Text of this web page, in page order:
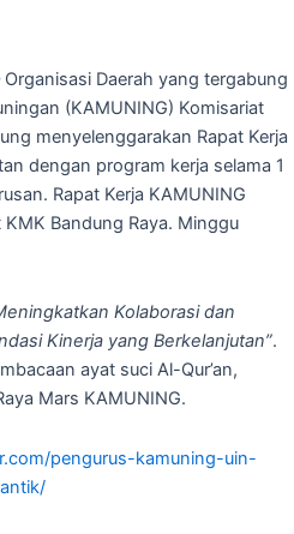
Organisasi Daerah yang tergabung
(KAMUNING) Komisariat
menyelenggarakan Rapat Kerja
dengan program kerja selama 1
Rapat Kerja KAMUNING
Bandung Raya. Minggu
Kolaborasi dan
Kinerja yang Berkelanjutan”.
ayat suci Al-Qur’an,
Mars KAMUNING.
pengurus-kamuning-uin-